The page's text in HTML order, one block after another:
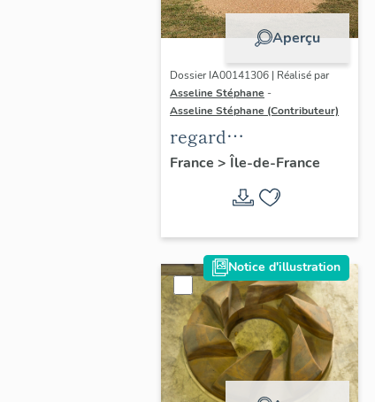
Aperçu
Dossier IA00141306 | Réalisé par
Asseline Stéphane -
Asseline Stéphane (Contributeur)
regard
photographique sur
les paysages de la
Plaine de France.
France > Île-de-France
Notice d'illustration